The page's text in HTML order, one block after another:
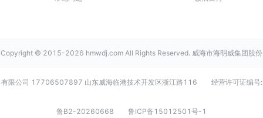
Copyright © 2015-2026 hmwdj.com All Rights Reserved. 威海市海明威集团股份
有限公司 17706507897 山东威海临港技术开发区浙江路116 经营许可证编号:
鲁B2-20260668 鲁ICP备15012501号-1